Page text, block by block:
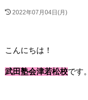
2022年07月04日(月)
こんにちは！
武田塾会津若松校です。